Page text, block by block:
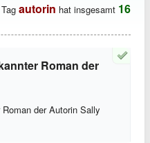
autorin hat insgesamt 16
Roman der
der Autorin Sally